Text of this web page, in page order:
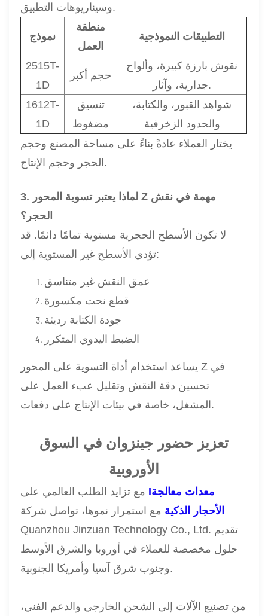
وسيناريوهات التطبيق.
نموذج
منطقة
العمل
التطبيقات النموذجية
2515T-
1D
حجم أكبر
نقوش بارزة كبيرة، وألواح
جدارية، وآثار.
1612T-
1D
تنسيق
مضغوط
شواهد القبور، والكتابة،
والحدود الزخرفية
يختار العملاء عادةً بناءً على مساحة المصنع وحجم
الحجر وحجم الإنتاج.
3. لماذا يعتبر تسوية المحور Z مهمة في نقش
الحجر؟
لا تكون الأسطح الحجرية مستوية تمامًا دائمًا. قد
تؤدي الأسطح غير المستوية إلى:
عمق النقش غير متناسق
قطع نحت مكسورة
جودة الكتابة رديئة
الضبط اليدوي المتكرر
يساعد استخدام أداة التسوية على المحور Z في
تحسين دقة النقش وتقليل عبء العمل على
المشغل، خاصة في بيئات الإنتاج على دفعات.
تعزيز حضور جينزوان في السوق
الأوروبية
Iمعدات معالجة
الأحجار الذكية مع استمرار نموها، تواصل شركة
Quanzhou Jinzuan Technology Co., Ltd. تقديم
حلول مخصصة للعملاء في أوروبا والشرق الأوسط
وجنوب شرق آسيا وأمريكا الجنوبية.
من تصنيع الآلات إلى الشحن الخارجي والدعم الفني،